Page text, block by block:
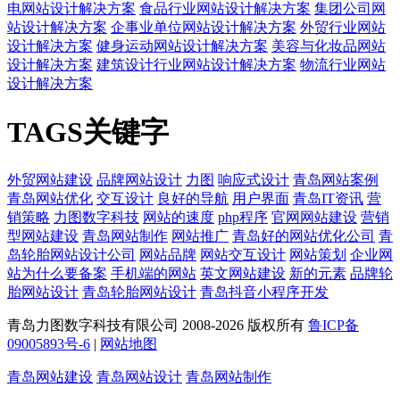
电网站设计解决方案 食品行业网站设计解决方案 集团公司网
站设计解决方案 企事业单位网站设计解决方案 外贸行业网站
设计解决方案 健身运动网站设计解决方案 美容与化妆品网站
设计解决方案 建筑设计行业网站设计解决方案 物流行业网站
设计解决方案
TAGS关键字
外贸网站建设 品牌网站设计 力图 响应式设计 青岛网站案例
青岛网站优化 交互设计 良好的导航 用户界面 青岛IT资讯 营
销策略 力图数字科技 网站的速度 php程序 官网网站建设 营销
型网站建设 青岛网站制作 网站推广 青岛好的网站优化公司 青
岛轮胎网站设计公司 网站品牌 网站交互设计 网站策划 企业网
站为什么要备案 手机端的网站 英文网站建设 新的元素 品牌轮
胎网站设计 青岛轮胎网站设计 青岛抖音小程序开发
青岛力图数字科技有限公司 2008-2026 版权所有 鲁ICP备
09005893号-6 | 网站地图
青岛网站建设 青岛网站设计 青岛网站制作